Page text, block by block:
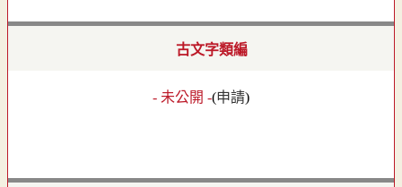
古文字類編
- 未公開 -(申請)